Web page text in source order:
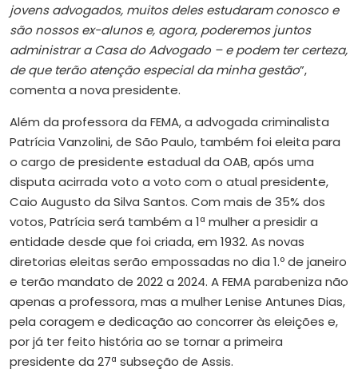
jovens advogados, muitos deles estudaram conosco e
são nossos ex-alunos e, agora, poderemos juntos
administrar a Casa do Advogado – e podem ter certeza,
de que terão atenção especial da minha gestão”,
comenta a nova presidente.
Além da professora da FEMA, a advogada criminalista
Patrícia Vanzolini, de São Paulo, também foi eleita para
o cargo de presidente estadual da OAB, após uma
disputa acirrada voto a voto com o atual presidente,
Caio Augusto da Silva Santos. Com mais de 35% dos
votos, Patrícia será também a 1ª mulher a presidir a
entidade desde que foi criada, em 1932. As novas
diretorias eleitas serão empossadas no dia 1.º de janeiro
e terão mandato de 2022 a 2024. A FEMA parabeniza não
apenas a professora, mas a mulher Lenise Antunes Dias,
pela coragem e dedicação ao concorrer às eleições e,
por já ter feito história ao se tornar a primeira
presidente da 27ª subseção de Assis.